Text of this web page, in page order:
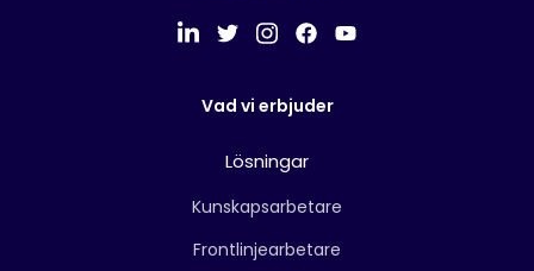
Vad vi erbjuder
Lösningar
Kunskapsarbetare
Frontlinjearbetare